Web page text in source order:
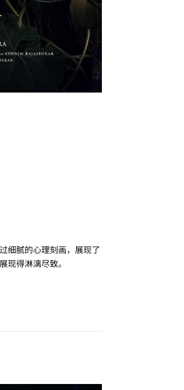
细腻的心理刻画，展现了
得淋漓尽致。